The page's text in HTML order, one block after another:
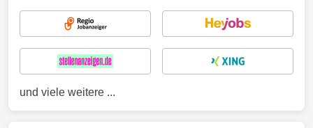
und viele weitere ...